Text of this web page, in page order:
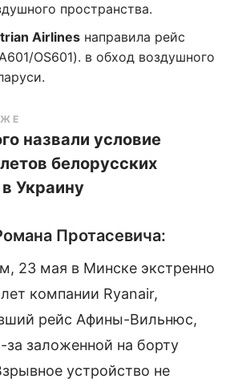
пространства.
Airlines направила рейс
OS601). в обход воздушного
назвали условие
белорусских
Украину
Протасевича:
23 мая в Минске экстренно
компании Ryanair,
рейс Афины-Вильнюс,
за заложенной на борту
устройство не